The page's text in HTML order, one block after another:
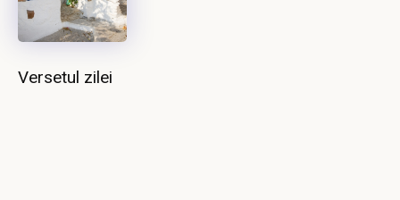
Versetul zilei